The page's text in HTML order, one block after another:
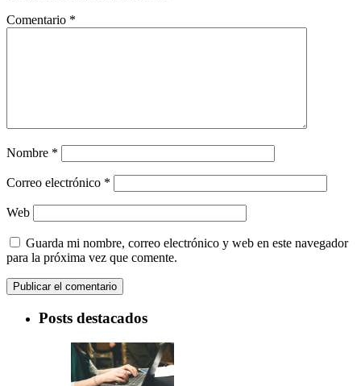
Comentario *
Nombre *
Correo electrónico *
Web
Guarda mi nombre, correo electrónico y web en este navegador
para la próxima vez que comente.
Posts destacados